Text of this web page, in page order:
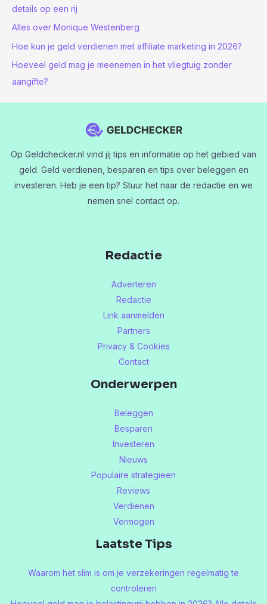
details op een rij
Alles over Monique Westenberg
Hoe kun je geld verdienen met affiliate marketing in 2026?
Hoeveel geld mag je meenemen in het vliegtuig zonder
aangifte?
Op Geldchecker.nl vind jij tips en informatie op het gebied van
geld. Geld verdienen, besparen en tips over beleggen en
investeren. Heb je een tip? Stuur het naar de redactie en we
nemen snel contact op.
Redactie
Adverteren
Redactie
Link aanmelden
Partners
Privacy & Cookies
Contact
Onderwerpen
Beleggen
Besparen
Investeren
Nieuws
Populaire strategieën
Reviews
Verdienen
Vermogen
Laatste Tips
Waarom het slim is om je verzekeringen regelmatig te
controleren